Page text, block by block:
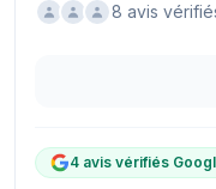
8 avis
4 avis vérifiés